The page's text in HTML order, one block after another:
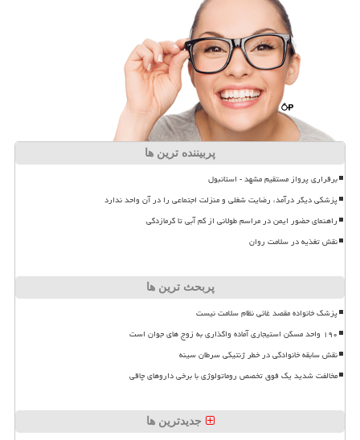
پربیننده ترین ها
برقراری پرواز مستقیم مشهد - استانبول
پزشکی دیگر درآمد، رضایت شغلی و منزلت اجتماعی را در آن واحد ندارد
راهنمای حضور ایمن در مراسم طولانی از کم آبی تا گرمازدگی
نقش تغذیه در سلامت روان
پربحث ترین ها
پزشک خانواده مقصد غائی نظام سلامت نیست
۱۹۰ واحد مسکن استیجاری آماده واگذاری به زوج های جوان است
نقش سابقه خانوادگی در خطر ژنتیکی سرطان سینه
مخالفت شدید یک فوق تخصص روماتولوژی با برخی داروهای چاقی
جدیدترین ها